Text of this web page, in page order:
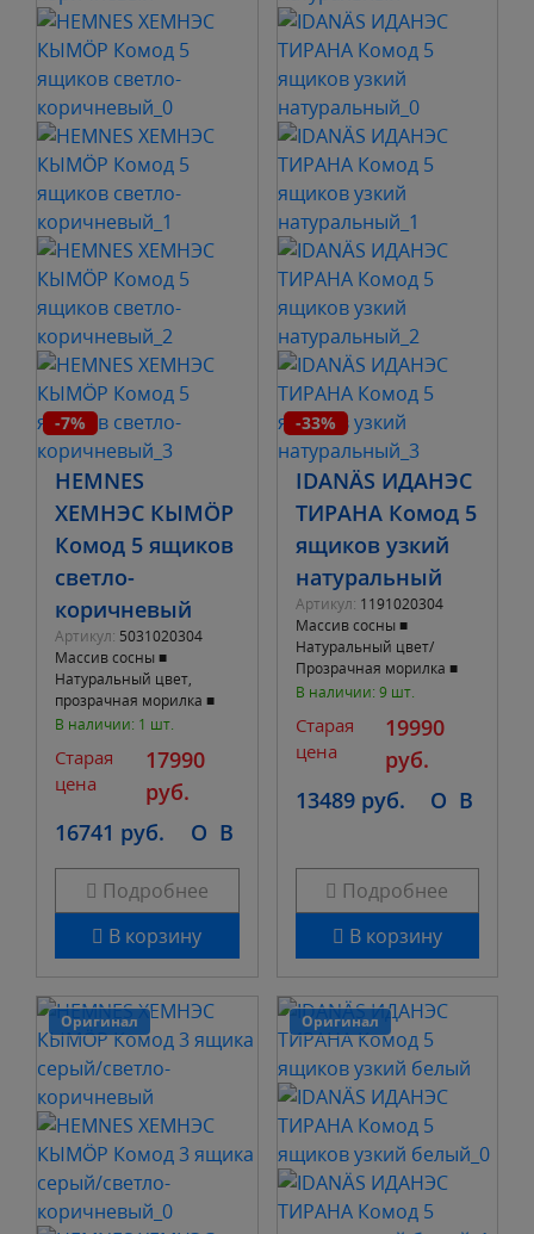
-7%
HEMNES
ХЕМНЭС КЫМÖР
Комод 5 ящиков
светло-
коричневый
Артикул: 5031020304
Массив сосны ■
Натуральный цвет,
прозрачная морилка ■
Ширина 57 см. Глубина
выдвижных ящиков
В наличии: 1 шт.
Старая
цена
17990
руб.
16741 руб.
O B
Подробнее
В корзину
-33%
IDANÄS ИДАНЭС
ТИРАНА Комод 5
ящиков узкий
натуральный
Артикул: 1191020304
Массив сосны ■
Натуральный цвет/
Прозрачная морилка ■
Акриловый лак ■ Ширина
Высота 129 см. ■ 5 выд
В наличии: 9 шт.
Старая
цена
19990
руб.
13489 руб.
O B
Подробнее
В корзину
Оригинал Оригинал